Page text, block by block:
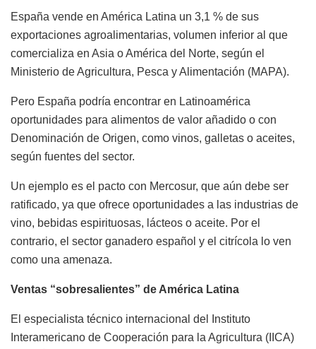
España vende en América Latina un 3,1 % de sus
exportaciones agroalimentarias, volumen inferior al que
comercializa en Asia o América del Norte, según el
Ministerio de Agricultura, Pesca y Alimentación (MAPA).
Pero España podría encontrar en Latinoamérica
oportunidades para alimentos de valor añadido o con
Denominación de Origen, como vinos, galletas o aceites,
según fuentes del sector.
Un ejemplo es el pacto con Mercosur, que aún debe ser
ratificado, ya que ofrece oportunidades a las industrias de
vino, bebidas espirituosas, lácteos o aceite. Por el
contrario, el sector ganadero español y el citrícola lo ven
como una amenaza.
Ventas “sobresalientes” de América Latina
El especialista técnico internacional del Instituto
Interamericano de Cooperación para la Agricultura (IICA)